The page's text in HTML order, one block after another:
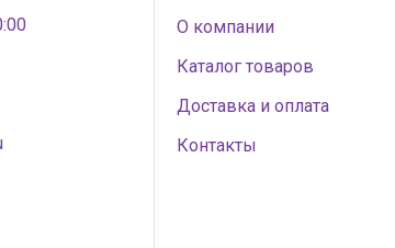
О компании
Каталог товаров
Доставка и оплата
Контакты